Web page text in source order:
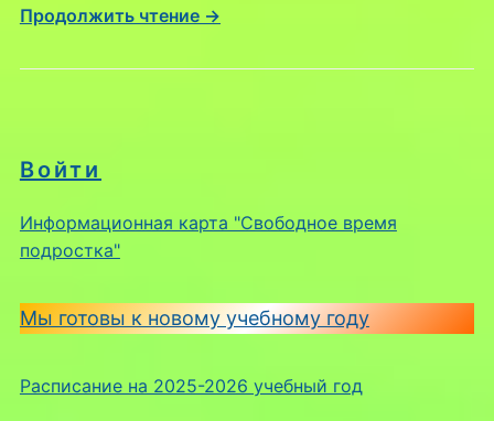
Войти
Информационная карта "Свободное время
подростка"
Мы готовы к новому учебному году
Расписание на 2025-2026 учебный год
Продолжить чтение →